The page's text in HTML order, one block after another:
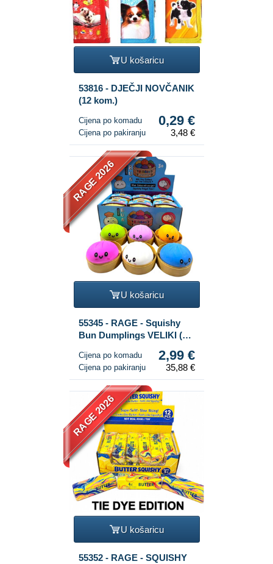
U košaricu
53816 - DJEČJI NOVČANIK
(12 kom.)
Cijena po komadu 0,29 €
Cijena po pakiranju 3,48 €
RAGE 2026
U košaricu
55345 - RAGE - Squishy
Bun Dumplings VELIKI (8.5
Fidget igračka 2026 (12
kom.)
Cijena po komadu 2,99 €
Cijena po pakiranju 35,88 €
RAGE 2026
U košaricu
55352 - RAGE - SQUISHY